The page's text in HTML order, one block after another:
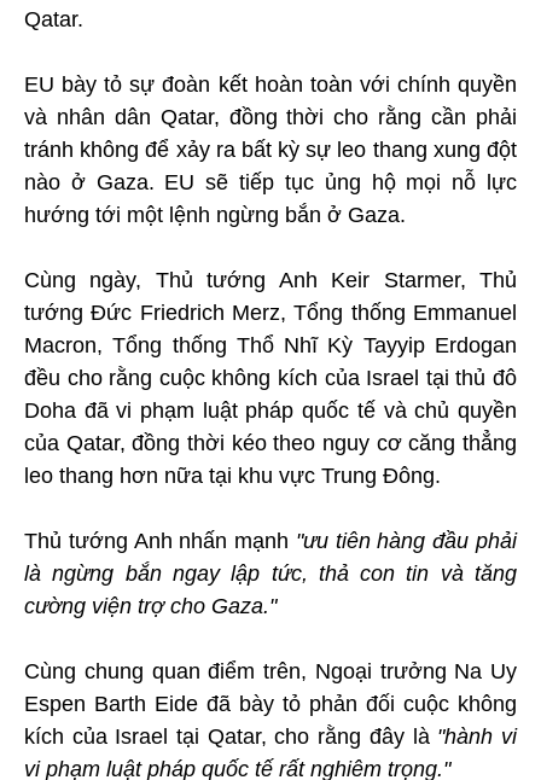
Qatar.
EU bày tỏ sự đoàn kết hoàn toàn với chính quyền
và nhân dân Qatar, đồng thời cho rằng cần phải
tránh không để xảy ra bất kỳ sự leo thang xung đột
nào ở Gaza. EU sẽ tiếp tục ủng hộ mọi nỗ lực
hướng tới một lệnh ngừng bắn ở Gaza.
Cùng ngày, Thủ tướng Anh Keir Starmer, Thủ
tướng Đức Friedrich Merz, Tổng thống Emmanuel
Macron, Tổng thống Thổ Nhĩ Kỳ Tayyip Erdogan
đều cho rằng cuộc không kích của Israel tại thủ đô
Doha đã vi phạm luật pháp quốc tế và chủ quyền
của Qatar, đồng thời kéo theo nguy cơ căng thẳng
leo thang hơn nữa tại khu vực Trung Đông.
Thủ tướng Anh nhấn mạnh "ưu tiên hàng đầu phải
là ngừng bắn ngay lập tức, thả con tin và tăng
cường viện trợ cho Gaza."
Cùng chung quan điểm trên, Ngoại trưởng Na Uy
Espen Barth Eide đã bày tỏ phản đối cuộc không
kích của Israel tại Qatar, cho rằng đây là"hành vi
vi phạm luật pháp quốc tế rất nghiêm trọng."